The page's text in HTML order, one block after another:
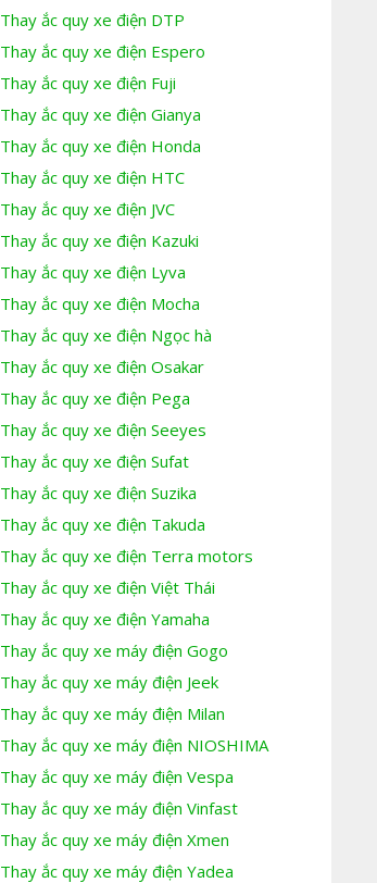
Thay ắc quy xe điện DTP
Thay ắc quy xe điện Espero
Thay ắc quy xe điện Fuji
Thay ắc quy xe điện Gianya
Thay ắc quy xe điện Honda
Thay ắc quy xe điện HTC
Thay ắc quy xe điện JVC
Thay ắc quy xe điện Kazuki
Thay ắc quy xe điện Lyva
Thay ắc quy xe điện Mocha
Thay ắc quy xe điện Ngọc hà
Thay ắc quy xe điện Osakar
Thay ắc quy xe điện Pega
Thay ắc quy xe điện Seeyes
Thay ắc quy xe điện Sufat
Thay ắc quy xe điện Suzika
Thay ắc quy xe điện Takuda
Thay ắc quy xe điện Terra motors
Thay ắc quy xe điện Việt Thái
Thay ắc quy xe điện Yamaha
Thay ắc quy xe máy điện Gogo
Thay ắc quy xe máy điện Jeek
Thay ắc quy xe máy điện Milan
Thay ắc quy xe máy điện NIOSHIMA
Thay ắc quy xe máy điện Vespa
Thay ắc quy xe máy điện Vinfast
Thay ắc quy xe máy điện Xmen
Thay ắc quy xe máy điện Yadea